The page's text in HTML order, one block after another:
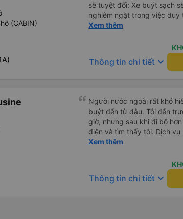
(CABIN)
sẽ tuyệt đối: Xe buýt sạch
nghiêm ngặt trong việc
phép ăn trên xe. Đây là lần
xe buýt đều trông mới và
trên xe hoạt động hoàn
sạc: Có sẵn cổng sạc USB
thư giãn và ngủ trong suốt
xuyên: Họ lên lịch dừng
mọi người. Điểm chưa tốt: •
chót: Vài giờ trước khi khởi
điểm đón đã được thay đổi
khoảng 30 phút. Tuy nhiên,
không thực sự thân thiện
mức không thể chịu nổi. •
chúng tôi chuyển sang xe
Xem thêm
Thông tin chi tiết keyboard_arrow_down
Người nước ngoài rất khó
buýt đến từ đâu. Tôi đến
giờ, nhưng sau khi đi bộ
điện và tìm thấy tôi. Dịch
tôi ngủ ngon hơn ở khách
cho điểm tối đa. Cảm ơn
Xem thêm
Thông tin chi tiết keyboard_arrow_down